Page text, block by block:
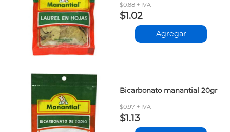
$0.88 + IVA
$1.02
Agregar
Bicarbonato manantial 20gr
$0.97 + IVA
$1.13